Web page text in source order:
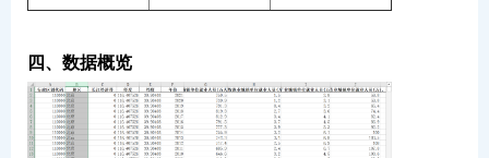
四、数据概览